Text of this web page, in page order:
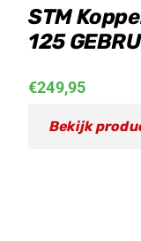
STM
125
€249,95
Bekijk